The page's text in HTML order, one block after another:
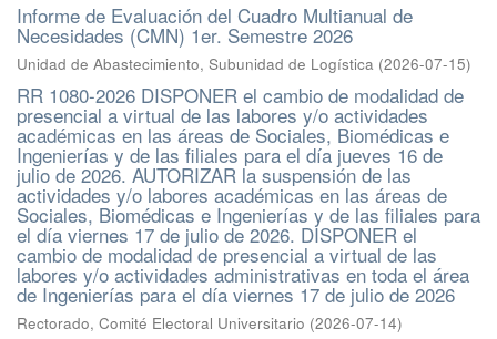
Informe de Evaluación del Cuadro Multianual de
Necesidades (CMN) 1er. Semestre 2026
Unidad de Abastecimiento, Subunidad de Logística (2026-07-15)
RR 1080-2026 DISPONER el cambio de modalidad de
presencial a virtual de las labores y/o actividades
académicas en las áreas de Sociales, Biomédicas e
Ingenierías y de las filiales para el día jueves 16 de
julio de 2026. AUTORIZAR la suspensión de las
actividades y/o labores académicas en las áreas de
Sociales, Biomédicas e Ingenierías y de las filiales para
el día viernes 17 de julio de 2026. DISPONER el
cambio de modalidad de presencial a virtual de las
labores y/o actividades administrativas en toda el área
de Ingenierías para el día viernes 17 de julio de 2026
Rectorado, Comité Electoral Universitario (2026-07-14)